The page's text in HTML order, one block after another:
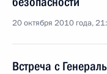
20 октября 2010 года,
Встреча с